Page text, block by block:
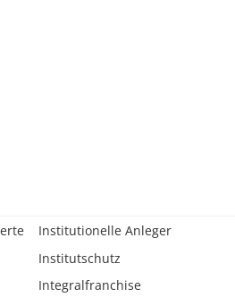
Institutionelle Anleger
Institutschutz
Integralfranchise